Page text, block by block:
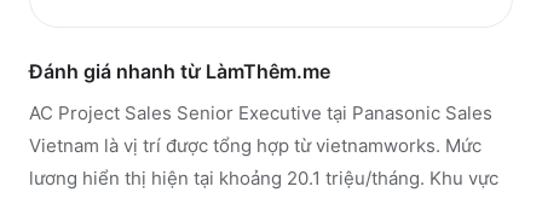
Đánh giá nhanh từ LàmThêm.me
AC Project Sales Senior Executive tại Panasonic Sales
Vietnam là vị trí được tổng hợp từ vietnamworks. Mức
lương hiển thị hiện tại khoảng 20.1 triệu/tháng. Khu vực